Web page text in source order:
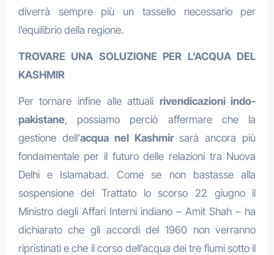
diverrà sempre più un tassello necessario per
l’equilibrio della regione.
TROVARE UNA SOLUZIONE PER L’ACQUA DEL
KASHMIR
Per tornare infine alle attuali rivendicazioni indo-
pakistane, possiamo perciò affermare che la
gestione dell’acqua nel Kashmirsarà ancora più
fondamentale per il futuro delle relazioni tra Nuova
Delhi e Islamabad. Come se non bastasse alla
sospensione del Trattato lo scorso 22 giugno il
Ministro degli Affari Interni indiano – Amit Shah – ha
dichiarato che gli accordi del 1960 non verranno
ripristinati e che il corso dell’acqua dei tre fiumi sotto il